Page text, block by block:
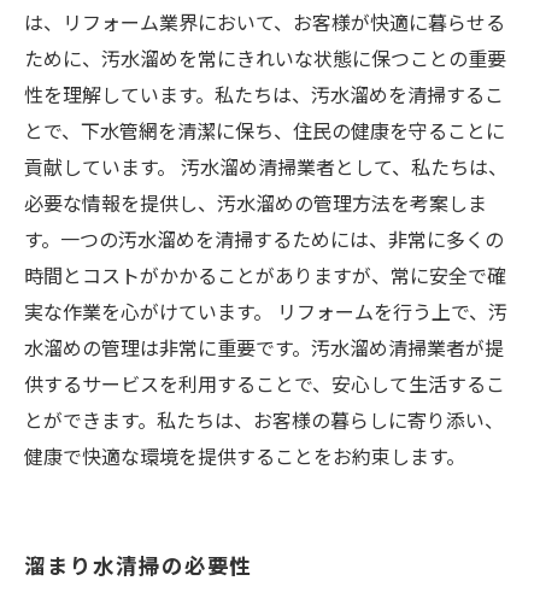
は、リフォーム業界において、お客様が快適に暮らせる
ために、汚水溜めを常にきれいな状態に保つことの重要
性を理解しています。私たちは、汚水溜めを清掃するこ
とで、下水管網を清潔に保ち、住民の健康を守ることに
貢献しています。 汚水溜め清掃業者として、私たちは、
必要な情報を提供し、汚水溜めの管理方法を考案しま
す。一つの汚水溜めを清掃するためには、非常に多くの
時間とコストがかかることがありますが、常に安全で確
実な作業を心がけています。 リフォームを行う上で、汚
水溜めの管理は非常に重要です。汚水溜め清掃業者が提
供するサービスを利用することで、安心して生活するこ
とができます。私たちは、お客様の暮らしに寄り添い、
健康で快適な環境を提供することをお約束します。
溜まり水清掃の必要性